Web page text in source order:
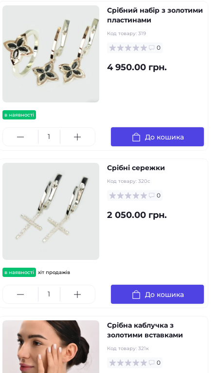
в наявності
Срібний набір з золотими
пластинами
Код товару: 319
0
4 950.00 грн.
До кошика
в наявності хіт продажів
Срібні сережки
Код товару: 320с
0
2 050.00 грн.
До кошика
Срібна каблучка з
золотими вставками
Код товару: 321к
0